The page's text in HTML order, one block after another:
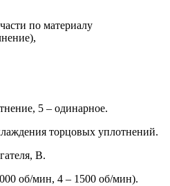
по материалу
5 – одинарное.
торцовых уплотнений.
В.
об/мин, 4 – 1500 об/мин).